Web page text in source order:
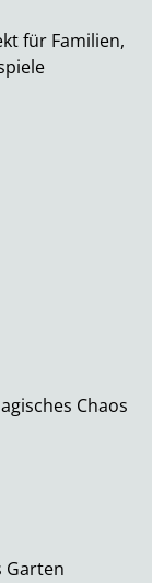
für Familien,
Chaos
Garten